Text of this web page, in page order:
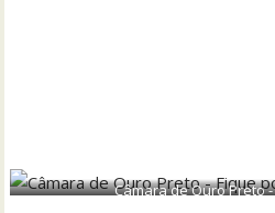
Câmara de Ouro Preto